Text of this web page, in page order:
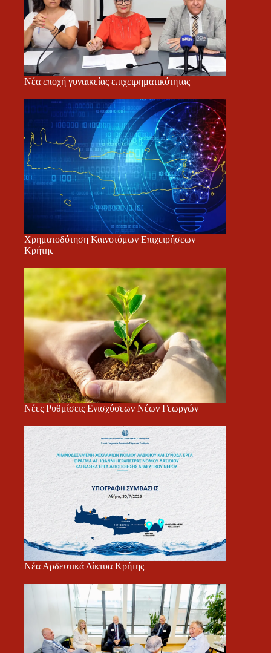
Νέα εποχή γυναικείας επιχειρηματικότητας
Χρηματοδότηση Καινοτόμων Επιχειρήσεων
Κρήτης
Νέες Ρυθμίσεις Ενισχύσεων Νέων Γεωργών
Νέα Αρδευτικά Δίκτυα Κρήτης